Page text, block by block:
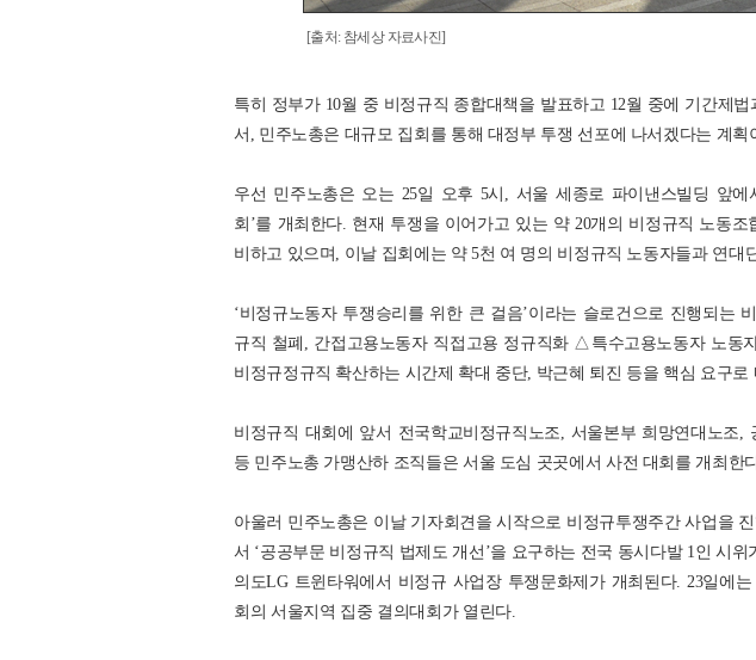
[출처: 참세상 자료사진]
특히 정부가 10월 중 비정규직 종합대책을 발표하고 12월 중에 기간제
서, 민주노총은 대규모 집회를 통해 대정부 투쟁 선포에 나서겠다는 계획
우선 민주노총은 오는 25일 오후 5시, 서울 세종로 파이낸스빌딩 앞에
회’를 개최한다. 현재 투쟁을 이어가고 있는 약 20개의 비정규직 노동
비하고 있으며, 이날 집회에는 약 5천 여 명의 비정규직 노동자들과 연대
‘비정규노동자 투쟁승리를 위한 큰 걸음’이라는 슬로건으로 진행되는
규직 철폐, 간접고용노동자 직접고용 정규직화 △특수고용노동자 노동
비정규정규직 확산하는 시간제 확대 중단, 박근혜 퇴진 등을 핵심 요구로
비정규직 대회에 앞서 전국학교비정규직노조, 서울본부 희망연대노조,
등 민주노총 가맹산하 조직들은 서울 도심 곳곳에서 사전 대회를 개최한
아울러 민주노총은 이날 기자회견을 시작으로 비정규투쟁주간 사업을
서 ‘공공부문 비정규직 법제도 개선’을 요구하는 전국 동시다발 1인 시위
의도LG 트윈타워에서 비정규 사업장 투쟁문화제가 개최된다. 23일에
회의 서울지역 집중 결의대회가 열린다.